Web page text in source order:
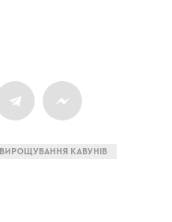
ВИРОЩУВАННЯ КАВУНІВ